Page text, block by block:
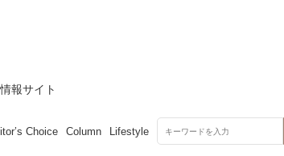
報サイト
Choice Column Lifestyle